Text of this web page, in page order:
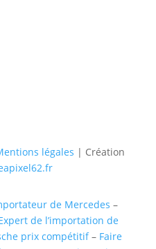
légales | Création
de Mercedes –
de l’importation de
prix compétitif– Faire